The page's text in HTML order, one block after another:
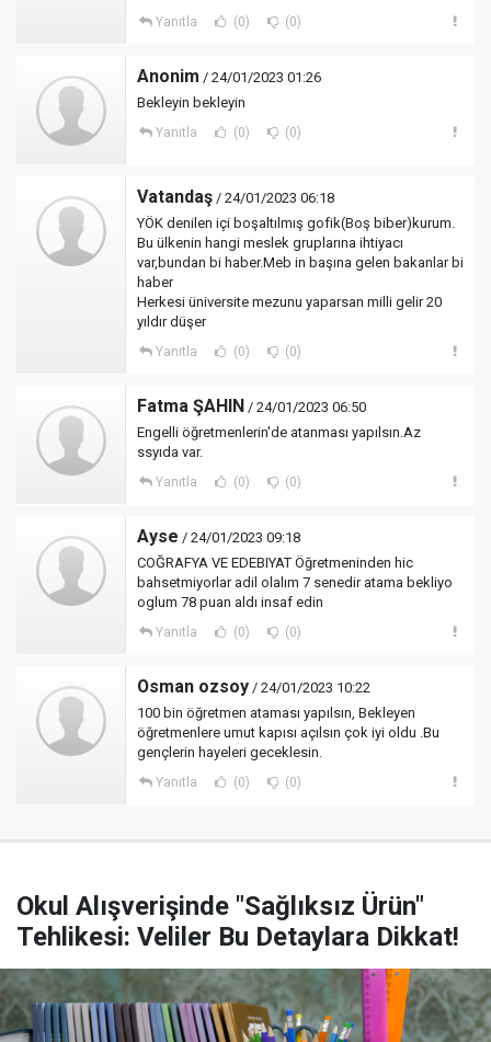
Yanıtla (0) (0)
Anonim / 24/01/2023 01:26
Bekleyin bekleyin
Yanıtla (0) (0)
Vatandaş / 24/01/2023 06:18
YÖK denilen içi boşaltılmış gofik(Boş biber)kurum.
Bu ülkenin hangi meslek gruplarına ihtiyacı
var,bundan bi haber.Meb in başına gelen bakanlar bi
haber
Herkesi üniversite mezunu yaparsan milli gelir 20
yıldır düşer
Yanıtla (0) (0)
Fatma ŞAHIN / 24/01/2023 06:50
Engelli öğretmenlerin'de atanması yapılsın.Az
ssyıda var.
Yanıtla (0) (0)
Ayse / 24/01/2023 09:18
COĞRAFYA VE EDEBIYAT Öğretmeninden hic
bahsetmiyorlar adil olalım 7 senedir atama bekliyo
oglum 78 puan aldı insaf edin
Yanıtla (0) (0)
Osman ozsoy / 24/01/2023 10:22
100 bin öğretmen ataması yapılsın, Bekleyen
öğretmenlere umut kapısı açılsın çok iyi oldu .Bu
gençlerin hayeleri geceklesin.
Yanıtla (0) (0)
Okul Alışverişinde "Sağlıksız Ürün"
Tehlikesi: Veliler Bu Detaylara Dikkat!